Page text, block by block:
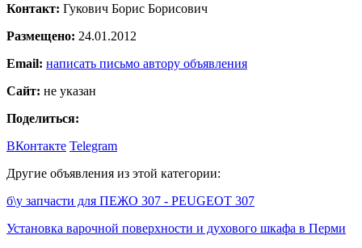
Контакт: Гукович Борис Борисович
Размещено: 24.01.2012
Email: написать письмо автору объявления
Сайт: не указан
Поделиться:
ВКонтакте Telegram
Другие объявления из этой категории:
б\у запчасти для ПЕЖО 307 - PEUGEOT 307
Установка варочной поверхности и духового шкафа в Перми